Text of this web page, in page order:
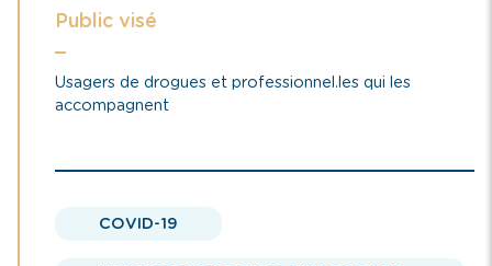
Public visé
Usagers de drogues et professionnel.les qui les
accompagnent
COVID-19